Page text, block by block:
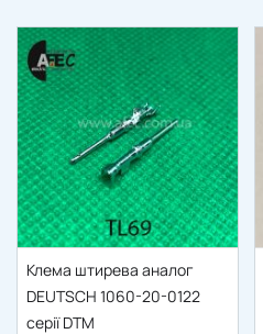
Клема штирева аналог
DEUTSCH 1060-20-0122
серії DTM